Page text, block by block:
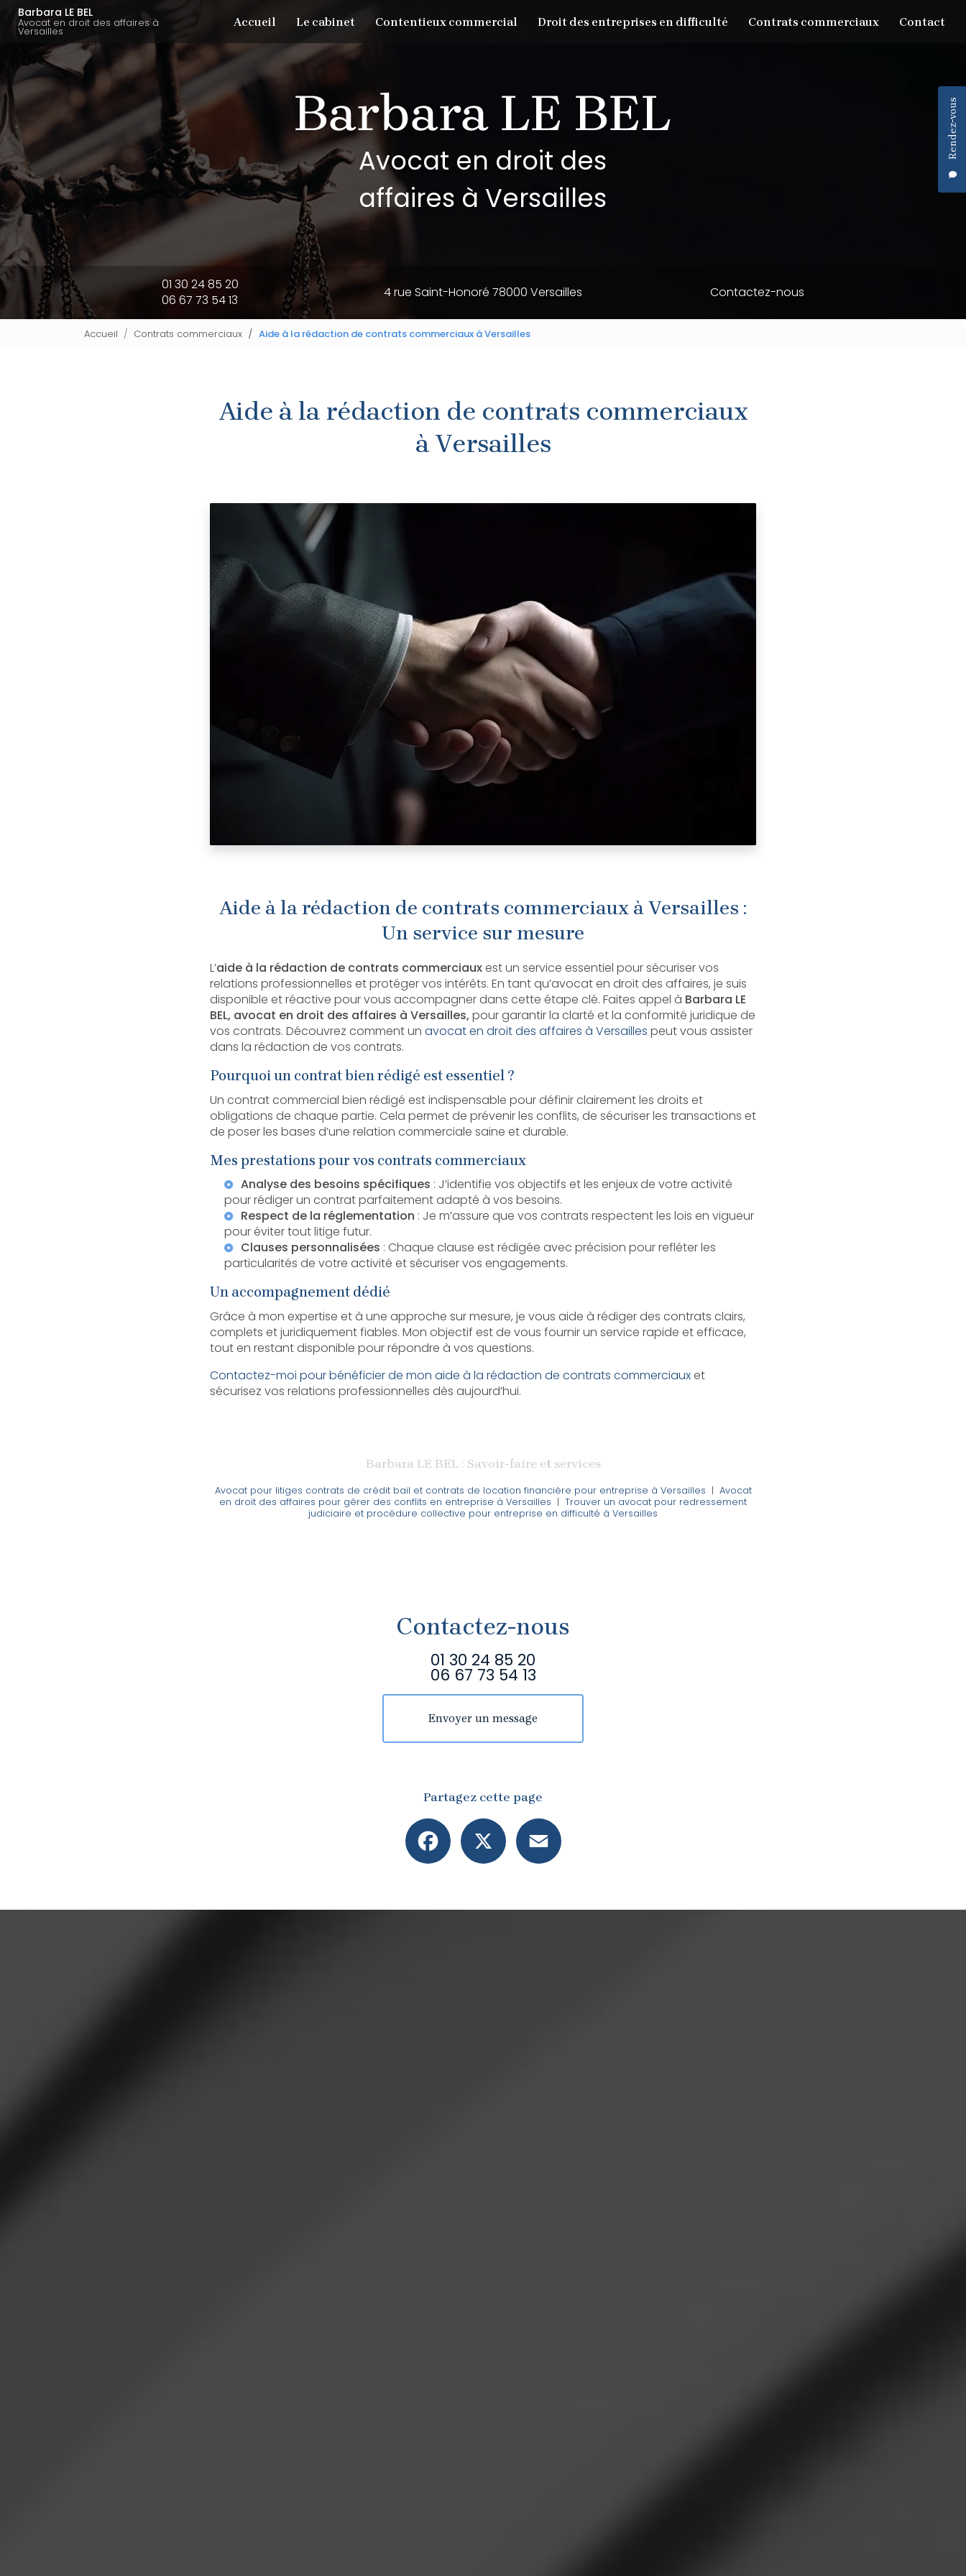
Aller
contenu
principal
Barbara LE BEL
Avocat en droit des affaires à
Versailles
Rendez-vous
Accueil
Le cabinet Contentieux commercial Droit des entreprises en difficulté Contrats commerciaux Contact
Avocat en droit des
affaires à Versailles
01 30 24 85 20
06 67 73 54 13
4 rue Saint-Honoré 78000 Versailles Contactez-nous
Accueil Contrats commerciaux Aide à la rédaction de contrats commerciaux à Versailles
Aide à la rédaction de contrats commerciaux
à Versailles
Aide à la rédaction de contrats commerciaux à Versailles :
Un service sur mesure
L’aide à la rédaction de contrats commerciauxest un service essentiel pour sécuriser vos
relations professionnelles et protéger vos intérêts. En tant qu’avocat en droit des affaires, je suis
disponible et réactive pour vous accompagner dans cette étape clé. Faites appel à Barbara LE
BEL, avocat en droit des affaires à Versailles, pour garantir la clarté et la conformité juridique de
vos contrats. Découvrez comment un avocat en droit des affaires à Versailles peut vous assister
dans la rédaction de vos contrats.
Pourquoi un contrat bien rédigé est essentiel ?
Un contrat commercial bien rédigé est indispensable pour définir clairement les droits et
obligations de chaque partie. Cela permet de prévenir les conflits, de sécuriser les transactions et
de poser les bases d’une relation commerciale saine et durable.
Mes prestations pour vos contrats commerciaux
Analyse des besoins spécifiques : J’identifie vos objectifs et les enjeux de votre activité
pour rédiger un contrat parfaitement adapté à vos besoins.
Respect de la réglementation : Je m’assure que vos contrats respectent les lois en vigueur
pour éviter tout litige futur.
Clauses personnalisées : Chaque clause est rédigée avec précision pour refléter les
particularités de votre activité et sécuriser vos engagements.
Un accompagnement dédié
Grâce à mon expertise et à une approche sur mesure, je vous aide à rédiger des contrats clairs,
complets et juridiquement fiables. Mon objectif est de vous fournir un service rapide et efficace,
tout en restant disponible pour répondre à vos questions.
Contactez-moi pour bénéficier de mon aide à la rédaction de contrats commerciauxet
sécurisez vos relations professionnelles dès aujourd’hui.
Barbara LE BEL : Savoir-faire et services
Avocat pour litiges contrats de crédit bail et contrats de location financière pour entreprise à Versailles | Avocat
en droit des affaires pour gérer des conflits en entreprise à Versailles | Trouver un avocat pour redressement
judiciaire et procédure collective pour entreprise en difficulté à Versailles
Contactez-nous
01 30 24 85 20
06 67 73 54 13
Envoyer un message
Partagez cette page
Facebook